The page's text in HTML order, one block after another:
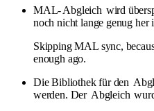
MAL-Abgleich wird
noch nicht lange genug her
Skipping MAL sync,
enough ago.
Die Bibliothek für den
werden. Der Abgleich